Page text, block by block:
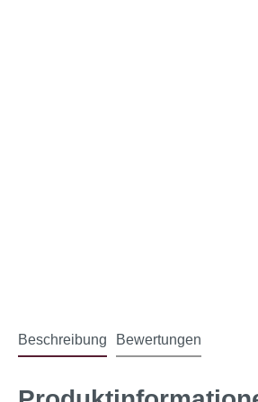
Beschreibung Bewertungen